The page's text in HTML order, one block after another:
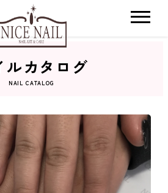
ン
ルカタログ
NAIL CATALOG